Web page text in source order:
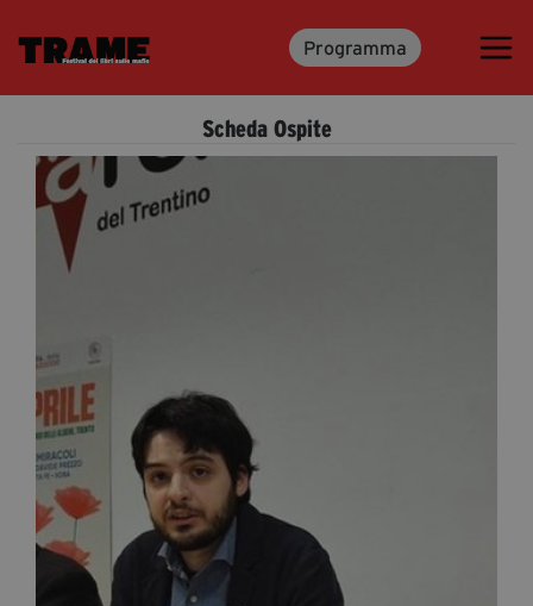
Programma
Trame.15
Libri
Media & Press
Accrediti Stampa
Cartella Stampa
Rassegna Stampa
Partecipa
Diventa Partner
Scheda Ospite